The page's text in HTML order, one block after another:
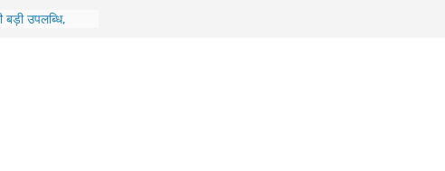
में बहुउद्देशीय
महिलाओं का हुआ है
सीएम करेंगे